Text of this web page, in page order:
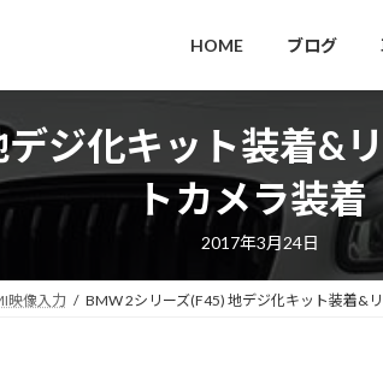
HOME ブログ
ジ化キット装着&
トカメラ装着
2017年3月24日
映像入力 BMW 2シリーズ(F45) 地デジ化キット装着&